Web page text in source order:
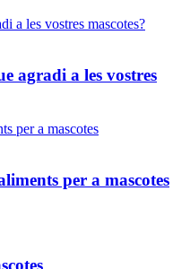
agradi a les vostres
per a mascotes